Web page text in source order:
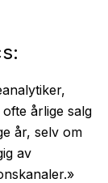
årlige salg
år, selv om
av